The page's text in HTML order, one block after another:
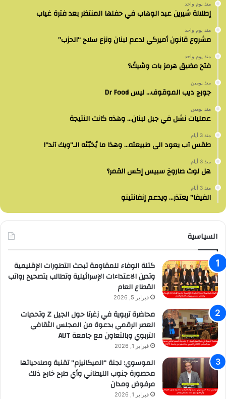
منذ يوم واحد
إطلالة شيرين عبد الوهاب في حفلها المنتظر بعد فترة غياب
منذ يوم واحد
مشروع قانون أميركي لدعم لبنان ونزع سلاح “الحزب”
منذ يوم واحد
فتح مضيق هرمز بات وشيكً؟
منذ يومين
جورج ديب الموقوف… ليس Dr Food
منذ يومين
عمليات نشل في جبل لبنان… وهذه كانت النتيجة
منذ 3 أيام
طقس آب يعود الى طبيعته… وهذا ما يُخبّئه الـ”ويك آند”!
منذ 3 أيام
هل لوث صاروخ سبيس إكس القمر؟
منذ 3 أيام
الفيفا” يعتذر… ويدعم إنفانتينو
السياسية
كتلة الوفاء للمقاومة تبحث التطورات الإقليمية
وتدين الاعتداءات الإسرائيلية وتطالب بتصحيح رواتب
القطاع العام
فبراير 5, 2026
محاضرة تربوية في زغرتا حول الجيل Z وتحديات
العصر الرقمي بدعوة من المجلس الثقافي
التربوي وبالتعاون مع جامعة AUT
فبراير 1, 2026
الموسوي: لجنة “الميكانيزم” تقنية وصلاحياتها
محصورة جنوب الليطاني وأي طرح خارج ذلك
مرفوض ومدان
فبراير 1, 2026